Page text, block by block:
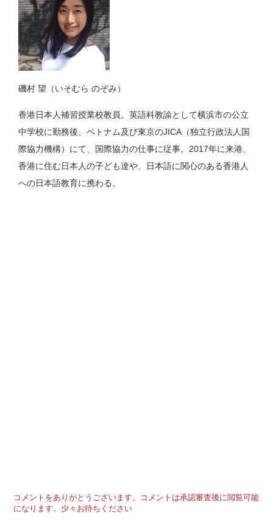
磯村 望（いそむら のぞみ）
香港日本人補習授業校教員。英語科教諭として横浜市の公立
中学校に勤務後、ベトナム及び東京のJICA（独立行政法人国
際協力機構）にて、国際協力の仕事に従事。2017年に来港、
香港に住む日本人の子ども達や、日本語に関心のある香港人
への日本語教育に携わる。
コメントをありがとうございます。コメントは承認審査後に閲覧可能
になります。少々お待ちください